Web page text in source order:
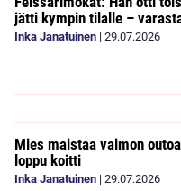
jätti kympin tilalle –
Inka Janatuinen | 29.07.2026
Mies maistaa vaimon
loppu koitti
Inka Janatuinen | 29.07.2026